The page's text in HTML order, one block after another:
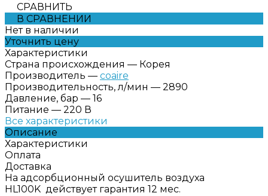
СРАВНИТЬ
В СРАВНЕНИИ
Нет в наличии
Уточнить цену
Характеристики
Страна происхождения — Корея
Производитель — coaire
Производительность, л/мин — 2890
Давление, бар — 16
Питание — 220 В
Все характеристики
Описание
Характеристики
Оплата
Доставка
На адсорбционный осушитель воздуха
HL100K действует гарантия 12 мес.